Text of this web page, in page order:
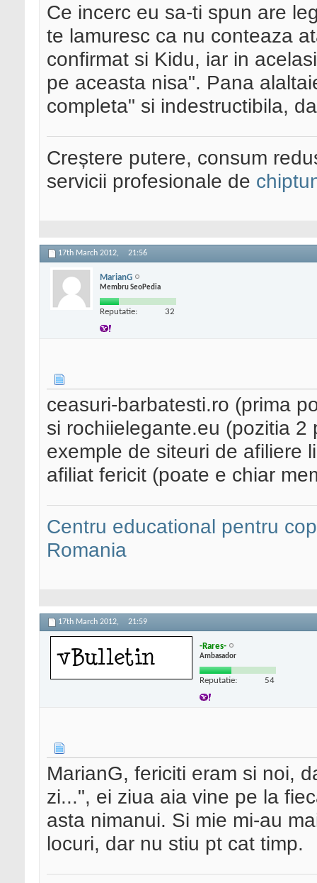
Ce incerc eu sa-ti spun are
te lamuresc ca nu conteaza
confirmat si Kidu, iar in
pe aceasta nisa". Pana
completa" si indestructibila,
Creștere putere, consum
servicii profesionale de
17th March 2012, 21:56
MarianG
Membru SeoPedia
Reputatie: 32
ceasuri-barbatesti.ro (prima
si rochiielegante.eu (pozitia
exemple de siteuri de afiliere
afiliat fericit (poate e chiar
Centru educational pentru
Romania
17th March 2012, 21:59
-Rares-
Ambasador
Reputatie: 54
MarianG, fericiti eram si noi,
zi...", ei ziua aia vine pe la
asta nimanui. Si mie mi-au
locuri, dar nu stiu pt cat timp.